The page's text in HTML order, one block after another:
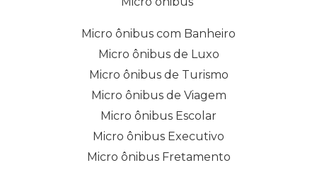
Micro ônibus com Banheiro
Micro ônibus de Luxo
Micro ônibus de Turismo
Micro ônibus de Viagem
Micro ônibus Escolar
Micro ônibus Executivo
Micro ônibus Fretamento